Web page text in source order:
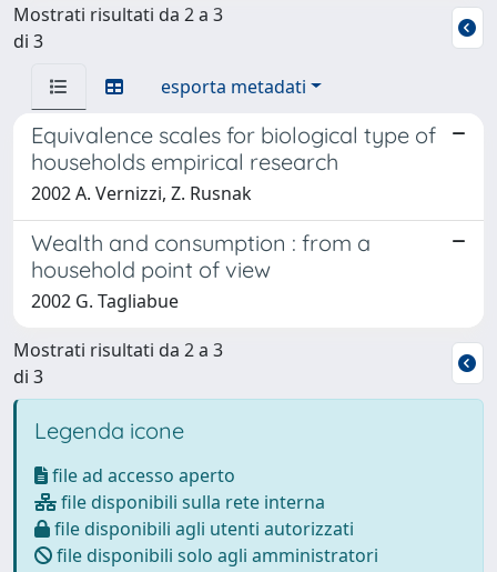
Mostrati risultati da 2 a 3
di 3
esporta metadati
Equivalence scales for biological type of
households empirical research
2002 A. Vernizzi, Z. Rusnak
Wealth and consumption : from a
household point of view
2002 G. Tagliabue
Mostrati risultati da 2 a 3
di 3
Legenda icone
file ad accesso aperto
file disponibili sulla rete interna
file disponibili agli utenti autorizzati
file disponibili solo agli amministratori